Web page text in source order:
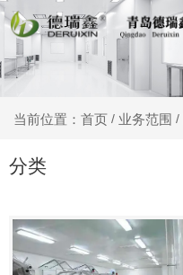
当前位置：首页 / 业务范围 /
分类